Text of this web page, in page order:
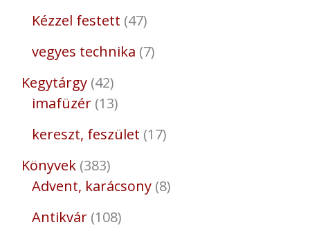
Kézzel festett 47
vegyes technika 7
Kegytárgy 42
imafüzér 13
kereszt, feszület 17
Könyvek 383
Advent, karácsony 8
Antikvár 108